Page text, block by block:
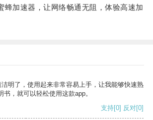
加速器，让网络畅通无阻，体验高速加
明了，使用起来非常容易上手，让我能够快速熟
，就可以轻松使用这款app。
支持[0] 反对[0]